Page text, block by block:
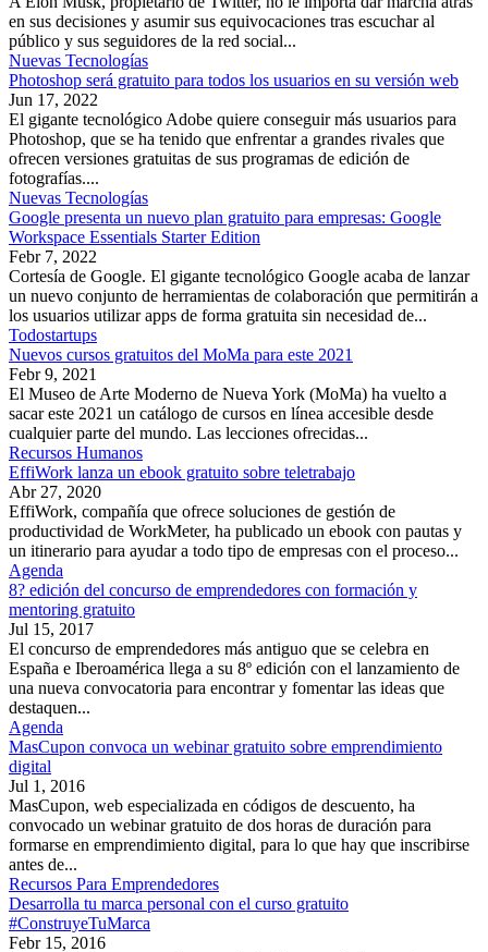
en sus decisiones y asumir sus equivocaciones tras escuchar al
público y sus seguidores de la red social...
Nuevas Tecnologías
Photoshop será gratuito para todos los usuarios en su versión web
Jun 17, 2022
El gigante tecnológico Adobe quiere conseguir más usuarios para
Photoshop, que se ha tenido que enfrentar a grandes rivales que
ofrecen versiones gratuitas de sus programas de edición de
fotografías....
Nuevas Tecnologías
Google presenta un nuevo plan gratuito para empresas: Google
Workspace Essentials Starter Edition
Febr 7, 2022
Cortesía de Google. El gigante tecnológico Google acaba de lanzar
un nuevo conjunto de herramientas de colaboración que permitirán a
los usuarios utilizar apps de forma gratuita sin necesidad de...
Todostartups
Nuevos cursos gratuitos del MoMa para este 2021
Febr 9, 2021
El Museo de Arte Moderno de Nueva York (MoMa) ha vuelto a
sacar este 2021 un catálogo de cursos en línea accesible desde
cualquier parte del mundo. Las lecciones ofrecidas...
Recursos Humanos
EffiWork lanza un ebook gratuito sobre teletrabajo
Abr 27, 2020
EffiWork, compañía que ofrece soluciones de gestión de
productividad de WorkMeter, ha publicado un ebook con pautas y
un itinerario para ayudar a todo tipo de empresas con el proceso...
Agenda
8? edición del concurso de emprendedores con formación y
mentoring gratuito
Jul 15, 2017
El concurso de emprendedores más antiguo que se celebra en
España e Iberoamérica llega a su 8º edición con el lanzamiento de
una nueva convocatoria para encontrar y fomentar las ideas que
destaquen...
Agenda
MasCupon convoca un webinar gratuito sobre emprendimiento
digital
Jul 1, 2016
MasCupon, web especializada en códigos de descuento, ha
convocado un webinar gratuito de dos horas de duración para
formarse en emprendimiento digital, para lo que hay que inscribirse
antes de...
Recursos Para Emprendedores
Desarrolla tu marca personal con el curso gratuito
#ConstruyeTuMarca
Febr 15, 2016